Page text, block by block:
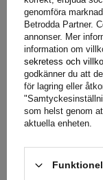
Specifikation
Leverans
Ställ en fråga
genomföra
Betrodda Partner.
annonser. Mer
information om
sekretess och
godkänner du att
för lagring eller
som helst genom
aktuella enheten.